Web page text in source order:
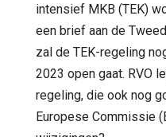
intensief MKB (TEK)
een brief aan de
zal de TEK-regeling
2023 open gaat. RVO
regeling, die ook nog
Europese Commissie